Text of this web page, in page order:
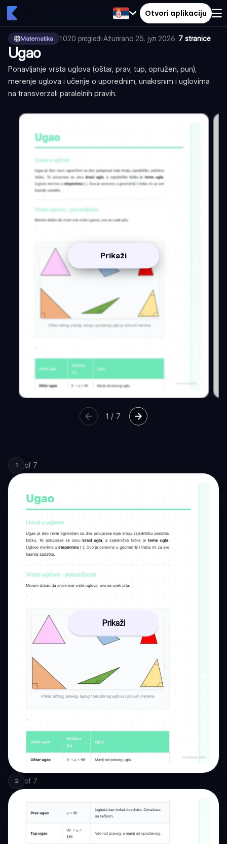
Otvori aplikaciju
Matematika 1.020 pregledi·Ažurirano 25. јул 2026.·7 stranice
Ugao
Ponavljanje vrsta uglova (oštar, prav, tup, opružen, pun),
merenje uglova i učenje o uporednim, unakrsnim i uglovima
na transverzali paralelnih pravih.
Prikaži
1 / 7
1 of 7
Prikaži
2 of 7